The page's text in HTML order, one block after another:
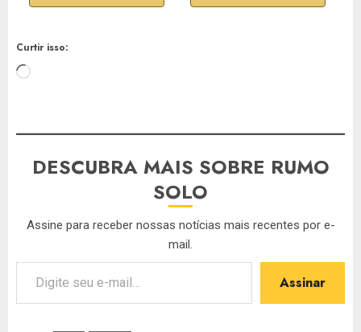
Curtir isso:
Carregando...
DESCUBRA MAIS SOBRE RUMO
SOLO
Assine para receber nossas notícias mais recentes por e-
mail.
Digite seu e-mail…
Assinar